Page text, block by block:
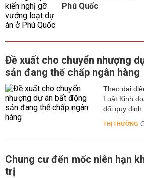
Phú Quốc
Đề xuất cho chuyển nhượng
sản đang thế chấp ngân hàng
Theo đại
Luật Kinh
đổi quy
THỊ TRƯỜNG
Chung cư đến mốc niên hạn
trị